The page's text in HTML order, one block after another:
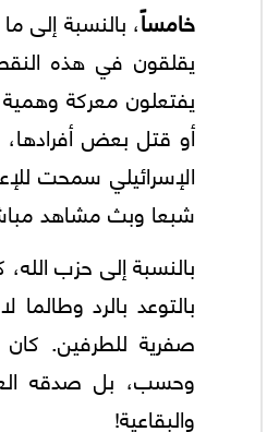
خامساً، بالنسبة إلى
يقلقون في هذه
يفتعلون معركة وهمية
أو قتل بعض أفرادها،
الإسرائيلي سمحت
شبعا وبث مشاهد
بالنسبة إلى حزب
بالتوعد بالرد
صفرية للطرفين. كان
وحسب، بل صدقه
والبقاعية!